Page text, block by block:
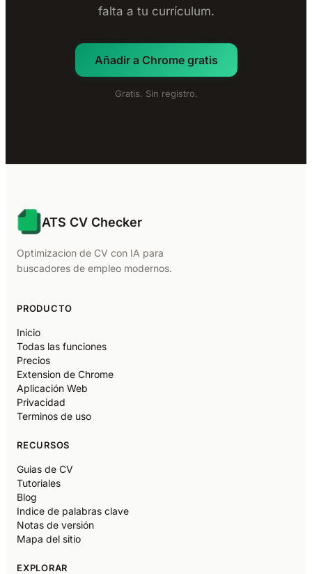
falta a tu currículum.
Añadir a Chrome gratis
Gratis. Sin registro.
ATS CV Checker
Optimizacion de CV con IA para
buscadores de empleo modernos.
PRODUCTO
Inicio
Todas las funciones
Precios
Extension de Chrome
Aplicación Web
Privacidad
Terminos de uso
RECURSOS
Guias de CV
Tutoriales
Blog
Indice de palabras clave
Notas de versión
Mapa del sitio
EXPLORAR